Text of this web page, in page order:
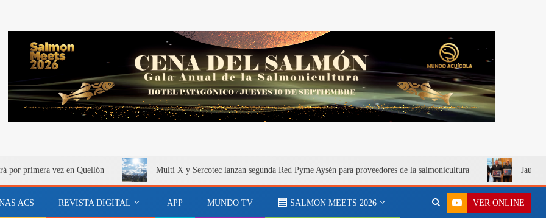
por primera vez en Quellón Multi X y Sercotec lanzan segunda Red Pyme Aysén para proveedores de la salmonicultura Jaula
ACS REVISTA DIGITAL APP MUNDO TV SALMON MEETS 2026 VER ONLINE